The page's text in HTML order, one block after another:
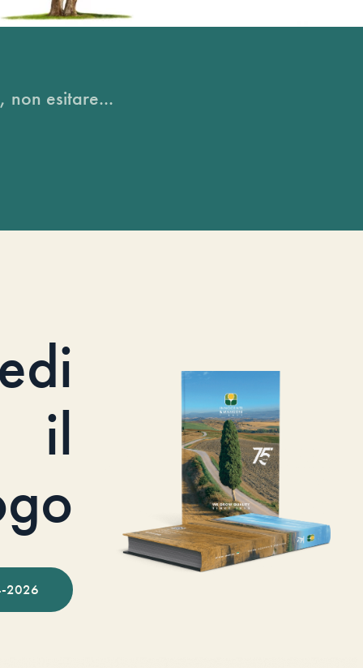
non esitare...
il
2026